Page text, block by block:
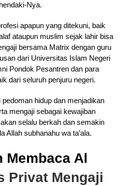
Nya.
apapun yang ditekuni, baik
ataupun muslim sejak lahir bisa
bersama Matrix dengan guru
dari Universitas Islam Negeri
Pondok Pesantren dan para
dari seluruh penjuru negeri.
hidup dan menjadikan
mengaji sebagai kewajiban
selalu berkah dan semakin
Allah subhanahu wa ta’ala.
Membaca Al
Privat Mengaji